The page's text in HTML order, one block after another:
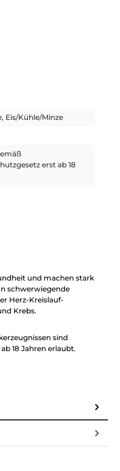
Eis/Kühle/Minze
erst ab 18
und machen stark
schwerwiegende
Herz-Kreislauf-
Krebs.
sind
18 Jahren erlaubt.